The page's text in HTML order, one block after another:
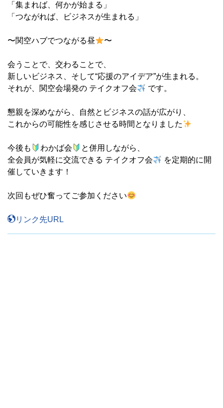
「集まれば、何かが始まる」
「つながれば、ビジネスが生まれる」
〜関空ハブでつながる昼 〜
会うことで、交わることで、
新しいビジネス、そして“応援のアイデア”が生まれる。
それが、関空会場発の テイクオフ会
です。
懇親を深めながら、自然とビジネスの話が広がり、
これからの可能性を感じさせる時間となりました
今後も わかば会
と併用しながら、
全会員が気軽に交流できる テイクオフ会
を定期的に開
催していきます！
次回もぜひ奮ってご参加ください
リンク先URL